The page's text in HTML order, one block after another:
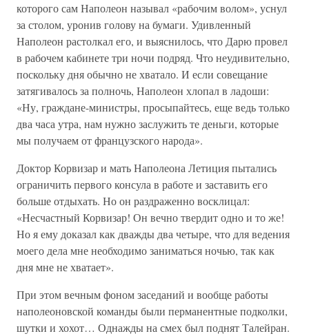
которого сам Наполеон называл «рабочим волом», уснул
за столом, уронив голову на бумаги. Удивленный
Наполеон растолкал его, и выяснилось, что Дарю провел
в рабочем кабинете три ночи подряд. Что неудивительно,
поскольку дня обычно не хватало. И если совещание
затягивалось за полночь, Наполеон хлопал в ладоши:
«Ну, граждане-министры, просыпайтесь, еще ведь только
два часа утра, нам нужно заслужить те деньги, которые
мы получаем от французского народа».
Доктор Корвизар и мать Наполеона Летиция пытались
ограничить первого консула в работе и заставить его
больше отдыхать. Но он раздраженно восклицал:
«Несчастный Корвизар! Он вечно твердит одно и то же!
Но я ему доказал как дважды два четыре, что для ведения
моего дела мне необходимо заниматься ночью, так как
дня мне не хватает».
При этом вечным фоном заседаний и вообще работы
наполеоновской команды были перманентные подколки,
шутки и хохот… Однажды на смех был поднят Талейран.